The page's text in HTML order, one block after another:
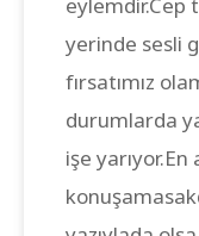
yerinde sesli
fırsatımız
durumlarda
işe yarıyor.En